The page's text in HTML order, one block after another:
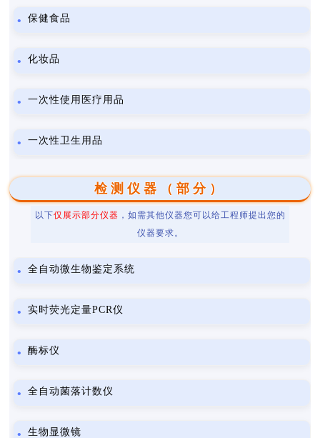
保健食品
化妆品
一次性使用医疗用品
一次性卫生用品
检测仪器（部分）
以下仅展示部分仪器 ，如需其他仪器您可以给工程师提出您的
仪器要求。
全自动微生物鉴定系统
实时荧光定量PCR仪
酶标仪
全自动菌落计数仪
生物显微镜